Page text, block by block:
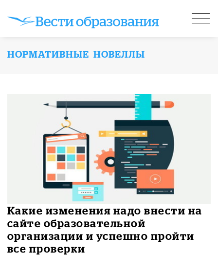
НОРМАТИВНЫЕ НОВЕЛЛЫ
Какие изменения надо внести на
сайте образовательной
организации и успешно пройти
все проверки